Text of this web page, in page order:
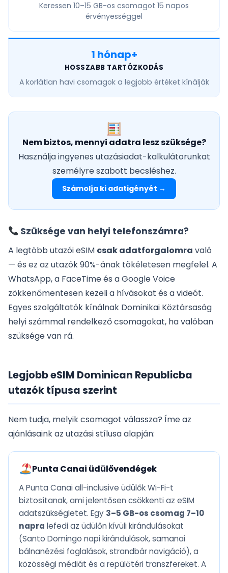
Keressen 10–15 GB-os csomagot 15 napos
érvényességgel
1 hónap+
HOSSZABB TARTÓZKODÁS
A korlátlan havi csomagok a legjobb értéket kínálják
Nem biztos, mennyi adatra lesz szüksége?
Használja ingyenes utazásiadat-kalkulátorunkat
személyre szabott becsléshez.
Számolja ki adatigényét →
Szüksége van helyi telefonszámra?
A legtöbb utazói eSIM csak adatforgalomra való
— és ez az utazók 90%-ának tökéletesen megfelel. A
WhatsApp, a FaceTime és a Google Voice
zökkenőmentesen kezeli a hívásokat és a videót.
Egyes szolgáltatók kínálnak Dominikai Köztársaság
helyi számmal rendelkező csomagokat, ha valóban
szüksége van rá.
Legjobb eSIM Dominican Republicba
utazók típusa szerint
Nem tudja, melyik csomagot válassza? Íme az
ajánlásaink az utazási stílusa alapján:
Punta Canai üdülővendégek
A Punta Canai all-inclusive üdülők Wi-Fi-t
biztosítanak, ami jelentősen csökkenti az eSIM
adatszükségletet. Egy 3–5 GB-os csomag 7–10
napra lefedi az üdülőn kívüli kirándulásokat
(Santo Domingo napi kirándulások, samanai
bálnanézési foglalások, strandbár navigáció), a
közösségi médiát és a repülőtéri transzfereket. A